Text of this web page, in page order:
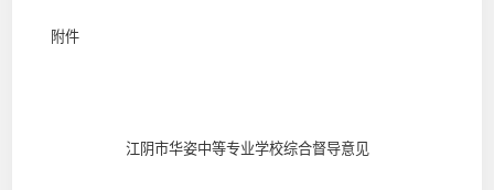
附件
江阴市华姿中等专业学校综合督导意见